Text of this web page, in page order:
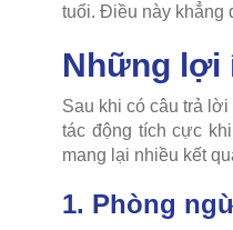
tuổi. Điều này khẳng
Những lợi
Sau khi có câu trả lời
tác động tích cực
mang lại nhiều kết
1. Phòng